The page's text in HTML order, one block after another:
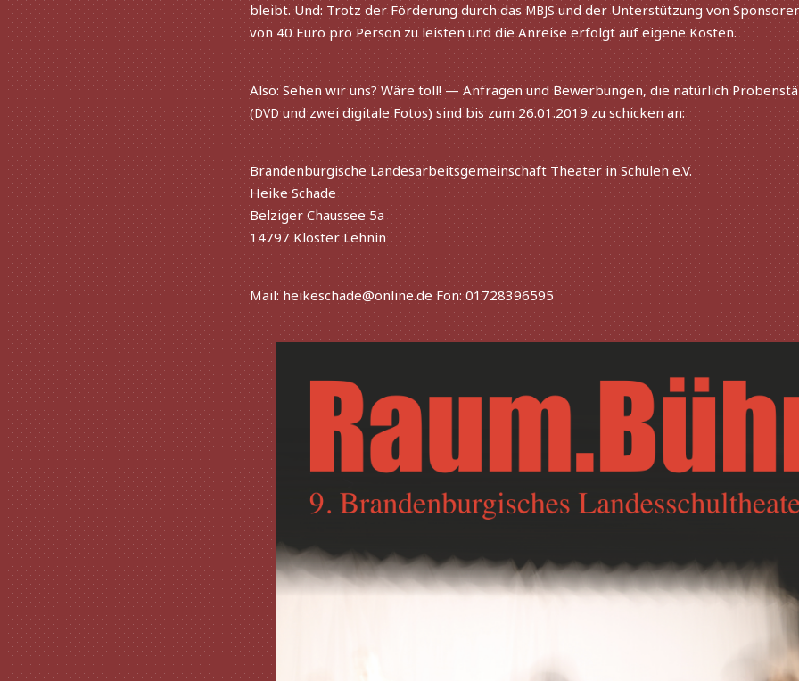
bleibt. Und: Trotz der Förderung durch das MBJSund der Unterstützung von
von 40 Euro pro Person zu leis­ten und die Anreise erfolgt auf eigene Kosten.
Also: Sehen wir uns? Wäre toll! — Anfragen und Bewerbungen, die natür­lich
(DVDund zwei digi­tale Fotos) sind bis zum 26.01.2019 zu schi­cken an:
Brandenburgische Landesarbeitsgemeinschaft Theater in Schulen e.V.
Heike Schade
Belziger Chaussee 5a
14797 Kloster Lehnin
Mail: heikeschade@online.de Fon: 01728396595
Vorherige